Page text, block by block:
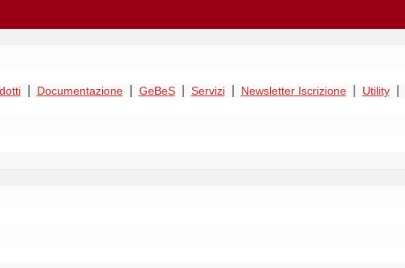
Documentazione GeBeS Servizi Newsletter Iscrizione Utility